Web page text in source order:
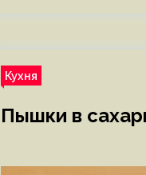
Кухня
Пышки в